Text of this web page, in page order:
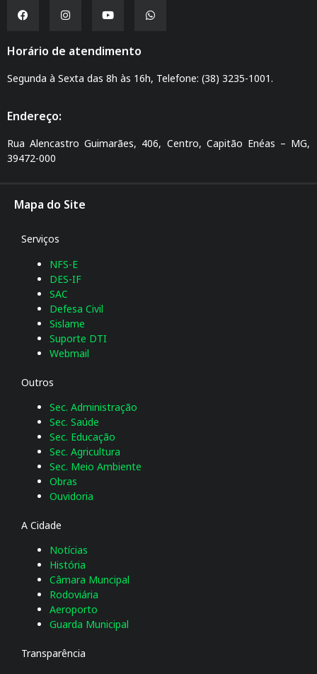
Horário de atendimento
Segunda à Sexta das 8h às 16h, Telefone: (38) 3235-1001.
Endereço:
Rua Alencastro Guimarães, 406, Centro, Capitão Enéas – MG,
39472-000
Mapa do Site
A Cidade
Notícias
História
Câmara Muncipal
Rodoviária
Aeroporto
Guarda Municipal
Transparência
Serviços
NFS-E
DES-IF
SAC
Defesa Civil
Sislame
Suporte DTI
Webmail
Outros
Sec. Administração
Sec. Saúde
Sec. Educação
Sec. Agricultura
Sec. Meio Ambiente
Obras
Ouvidoria